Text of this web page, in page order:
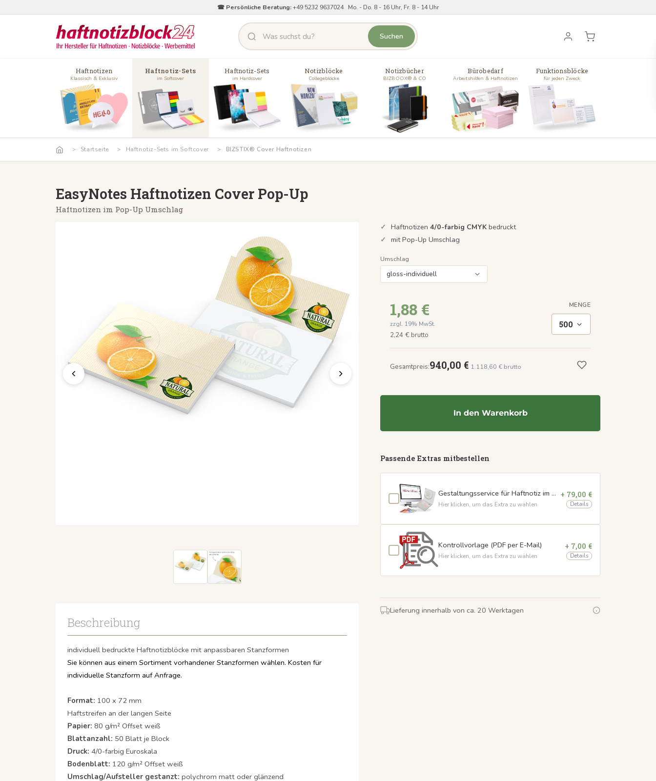
☎ Persönliche Beratung:+49 5232 9637024 Mo. - Do. 8 - 16 Uhr, Fr. 8 - 14 Uhr
Suchen
Haftnotizen
Klassisch & Exklusiv
Haftnotiz-Sets
im Softcover
Haftnotiz-Sets
im Hardcover
Notizblöcke
Collegeblöcke
Notizbücher
BIZBOOX® & CO
Bürobedarf
Arbeitshilfen & Haftnotizen
Funktionsblöcke
für jeden Zweck
Startseite Haftnotiz-Sets im Softcover BIZSTIX® Cover Haftnotizen
EasyNotes Haftnotizen Cover Pop-Up
Haftnotizen im Pop-Up Umschlag
Beschreibung
individuell bedruckte Haftnotizblöcke mit anpassbaren Stanzformen
Sie können aus einem Sortiment vorhandener Stanzformen wählen. Kosten für
individuelle Stanzform auf Anfrage.
Format: 100 x 72 mm
Haftstreifen an der langen Seite
Papier: 80 g/m² Offset weiß
Blattanzahl: 50 Blatt je Block
Druck: 4/0-farbig Euroskala
Bodenblatt: 120 g/m² Offset weiß
Umschlag/Aufsteller gestanzt: polychrom matt oder glänzend
Haftnotizen4/0-farbig CMYK bedruckt
mit Pop-Up Umschlag
Umschlag
1,88 €
zzgl. 19% MwSt.
2,24 € brutto
MENGE
500
Gesamtpreis:940,00 € 1.118,60 € brutto
In den Warenkorb
Passende Extras mitbestellen
Gestaltungsservice für Haftnotiz im Umschlag
Hier klicken, um das Extra zu wählen
+ 79,00 €
Details
Kontrollvorlage (PDF per E-Mail)
Hier klicken, um das Extra zu wählen
+ 7,00 €
Details
Lieferung innerhalb von ca. 20 Werktagen